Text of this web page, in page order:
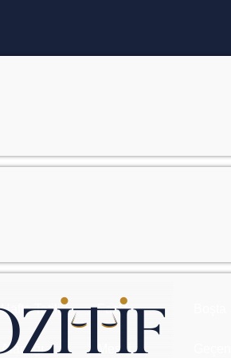
Hafta Tatili
Alacağı
Fazla
Mesai